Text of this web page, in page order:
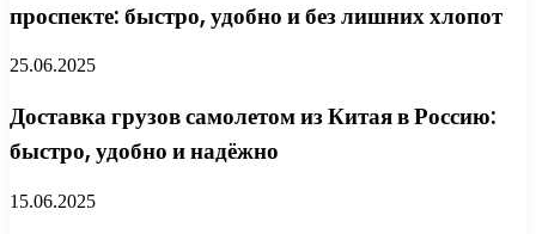
проспекте: быстро, удобно и без лишних хлопот
25.06.2025
Доставка грузов самолетом из Китая в Россию:
быстро, удобно и надёжно
15.06.2025